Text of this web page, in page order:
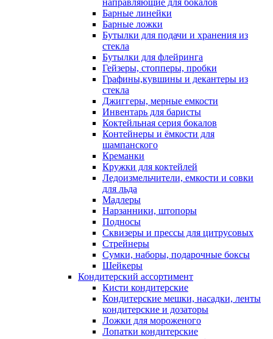
направляющие для бокалов
Барные линейки
Барные ложки
Бутылки для подачи и хранения из
стекла
Бутылки для флейринга
Гейзеры, стопперы, пробки
Графины,кувшины и декантеры из
стекла
Джиггеры, мерные емкости
Инвентарь для баристы
Коктейльная серия бокалов
Контейнеры и ёмкости для
шампанского
Креманки
Кружки для коктейлей
Ледоизмельчители, емкости и совки
для льда
Мадлеры
Нарзанники, штопоры
Подносы
Сквизеры и прессы для цитрусовых
Стрейнеры
Сумки, наборы, подарочные боксы
Шейкеры
Кондитерский ассортимент
Кисти кондитерские
Кондитерские мешки, насадки, ленты
кондитерские и дозаторы
Ложки для мороженого
Лопатки кондитерские